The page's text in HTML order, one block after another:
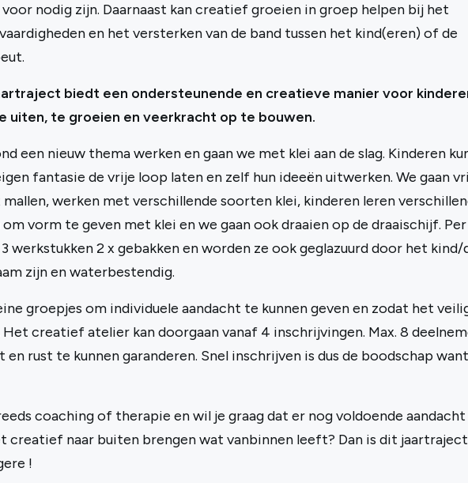
nodig zijn. Daarnaast kan creatief groeien in groep helpen bij het
en het versterken van de band tussen het kind(eren) of de
biedt een ondersteunende en creatieve manier voor
uiten, te groeien en veerkracht op te bouwen.
een nieuw thema werken en gaan we met klei aan de slag. Kinderen
fantasie de vrije loop laten en zelf hun ideeën uitwerken. We gaan
werken met verschillende soorten klei, kinderen leren
vorm te geven met klei en we gaan ook draaien op de draaischijf. Per
werkstukken 2 x gebakken en worden ze ook geglazuurd door het kind/
zijn en waterbestendig.
groepjes om individuele aandacht te kunnen geven en zodat het
creatief atelier kan doorgaan vanaf 4 inschrijvingen. Max. 8
rust te kunnen garanderen. Snel inschrijven is dus de boodschap
coaching of therapie en wil je graag dat er nog voldoende
creatief naar buiten brengen wat vanbinnen leeft? Dan is dit
!